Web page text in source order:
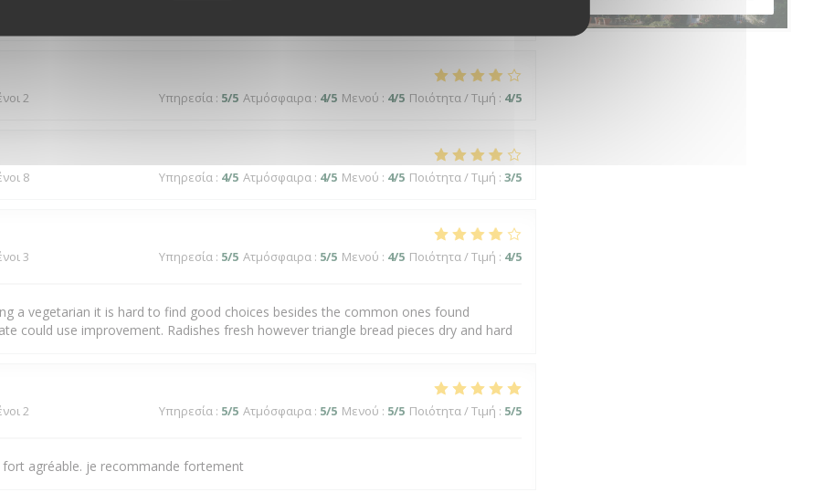
2 Υπηρεσία: 5/5 Ατμόσφαιρα: 4/5 Μενού : 4/5 Ποιότητα / Τιμή : 4/5
8 Υπηρεσία: 4/5 Ατμόσφαιρα: 4/5 Μενού : 4/5 Ποιότητα / Τιμή : 3/5
3 Υπηρεσία: 5/5 Ατμόσφαιρα: 5/5 Μενού : 4/5 Ποιότητα / Τιμή : 4/5
a vegetarian it is hard to find good choices besides the common ones found
could use improvement. Radishes fresh however triangle bread pieces dry and hard
2 Υπηρεσία: 5/5 Ατμόσφαιρα: 5/5 Μενού : 5/5 Ποιότητα / Τιμή : 5/5
fort agréable. je recommande fortement